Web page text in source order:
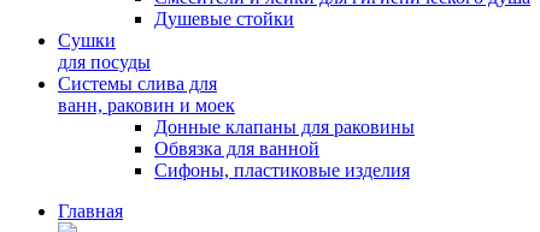
Душевые стойки
Сушки
для посуды
Системы слива для
ванн, раковин и моек
Донные клапаны для раковины
Обвязка для ванной
Сифоны, пластиковые изделия
Главная